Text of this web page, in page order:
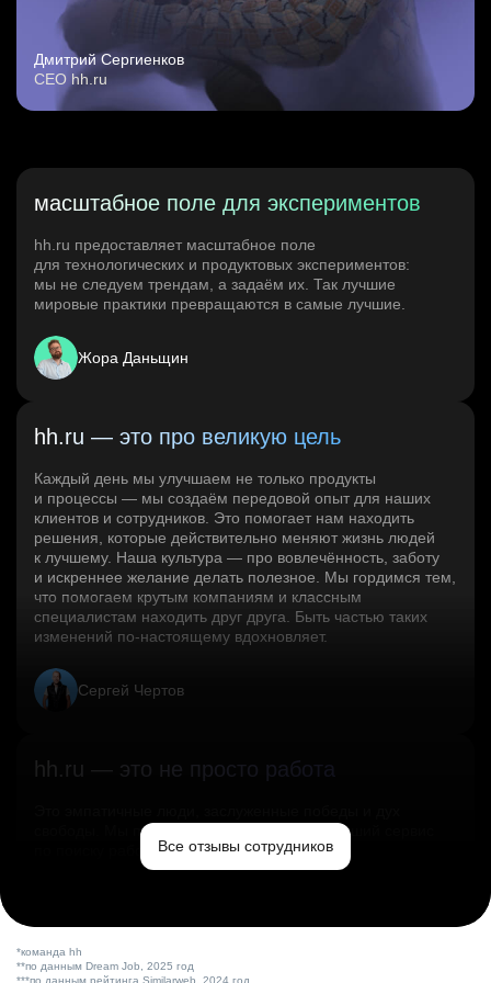
Дмитрий Сергиенков
CEO hh.ru
масштабное поле для экспериментов
hh.ru предоставляет масштабное поле
для технологических и продуктовых экспериментов:
мы не следуем трендам, а задаём их. Так лучшие
мировые практики превращаются в самые лучшие.
Жора Даньщин
hh.ru — это про великую цель
Каждый день мы улучшаем не только продукты
и процессы — мы создаём передовой опыт для наших
клиентов и сотрудников. Это помогает нам находить
решения, которые действительно меняют жизнь людей
к лучшему. Наша культура — про вовлечённость, заботу
и искреннее желание делать полезное. Мы гордимся тем,
что помогаем крутым компаниям и классным
специалистам находить друг друга. Быть частью таких
изменений по‑настоящему вдохновляет.
Сергей Чертов
hh.ru — это не просто работа
свободы. Мы помогаем миру и создаём лучший сервис
по поиску работы в стране.Все отзывы сотрудников
*команда hh
**по данным Dream Job, 2025 год
***по данным рейтинга Similarweb, 2024 год